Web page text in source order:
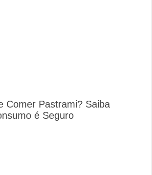
Comer Pastrami? Saiba
é Seguro